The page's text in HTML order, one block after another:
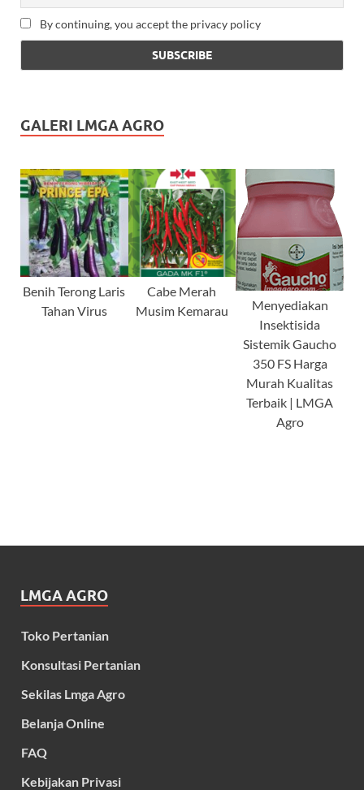
By continuing, you accept the privacy policy
GALERI LMGA AGRO
Benih Terong Laris
Tahan Virus
Cabe Merah
Musim Kemarau
Menyediakan
Insektisida
Sistemik Gaucho
350 FS Harga
Murah Kualitas
Terbaik | LMGA
Agro
LMGA AGRO
Toko Pertanian
Konsultasi Pertanian
Sekilas Lmga Agro
Belanja Online
FAQ
Kebijakan Privasi